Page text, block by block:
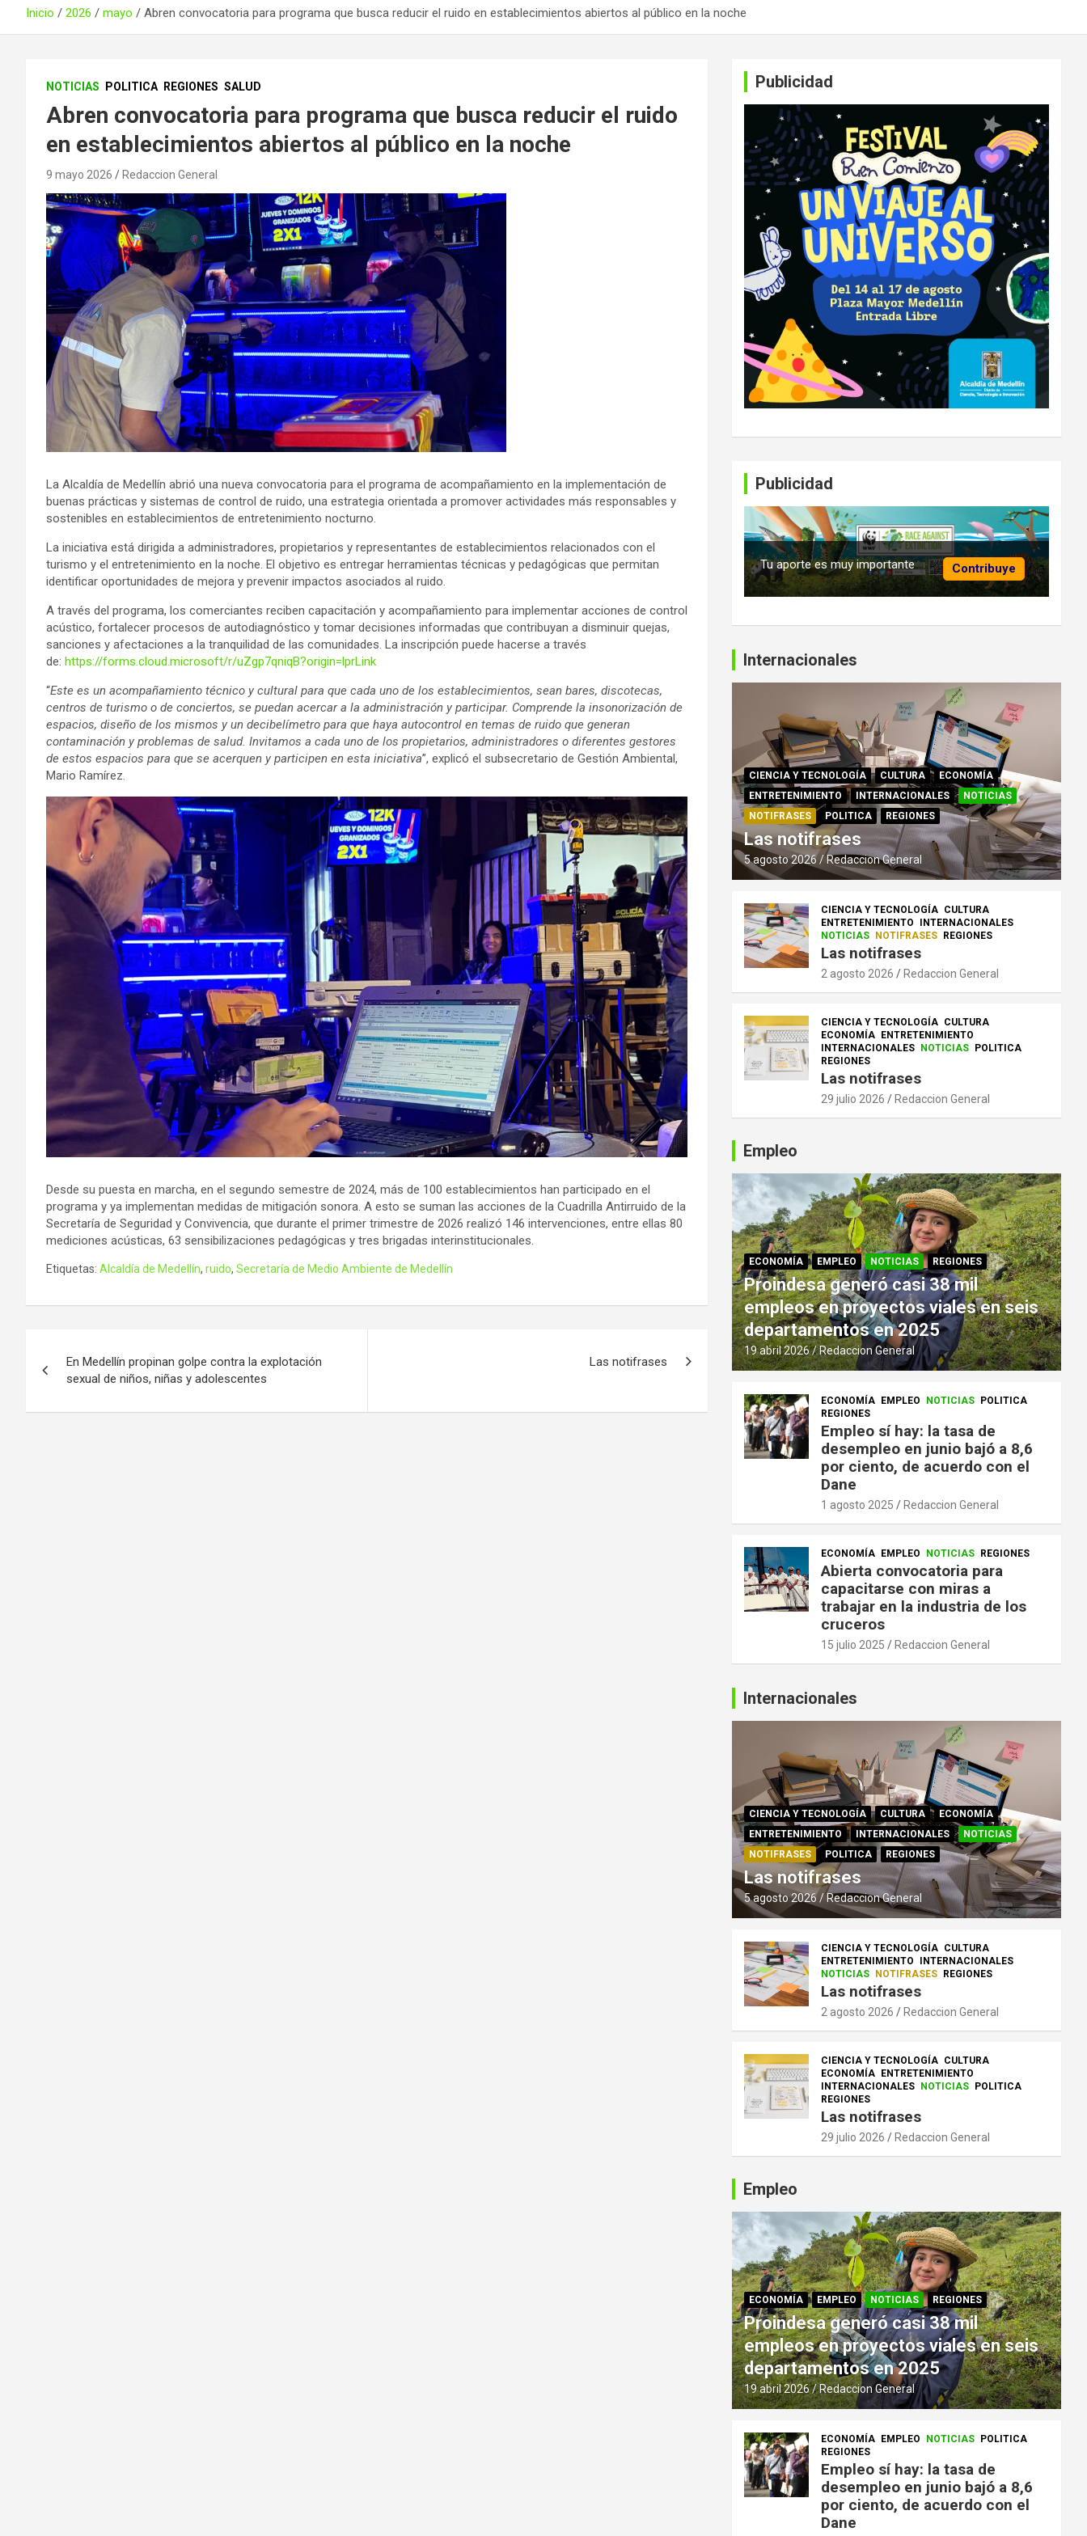
Inicio 2026 mayo Abren convocatoria para programa que busca reducir el ruido en establecimientos abiertos al público en la noche
NOTICIAS POLITICA REGIONES SALUD
Abren convocatoria para programa que busca reducir el ruido
en establecimientos abiertos al público en la noche
9 mayo 2026 Redaccion General
La Alcaldía de Medellín abrió una nueva convocatoria para el programa de acompañamiento en la implementación de
buenas prácticas y sistemas de control de ruido, una estrategia orientada a promover actividades más responsables y
sostenibles en establecimientos de entretenimiento nocturno.
La iniciativa está dirigida a administradores, propietarios y representantes de establecimientos relacionados con el
turismo y el entretenimiento en la noche. El objetivo es entregar herramientas técnicas y pedagógicas que permitan
identificar oportunidades de mejora y prevenir impactos asociados al ruido.
A través del programa, los comerciantes reciben capacitación y acompañamiento para implementar acciones de control
acústico, fortalecer procesos de autodiagnóstico y tomar decisiones informadas que contribuyan a disminuir quejas,
sanciones y afectaciones a la tranquilidad de las comunidades. La inscripción puede hacerse a través
de: https://forms.cloud.microsoft/r/uZgp7qniqB?origin=lprLink
“Este es un acompañamiento técnico y cultural para que cada uno de los establecimientos, sean bares, discotecas,
centros de turismo o de conciertos, se puedan acercar a la administración y participar. Comprende la insonorización de
espacios, diseño de los mismos y un decibelímetro para que haya autocontrol en temas de ruido que generan
contaminación y problemas de salud. Invitamos a cada uno de los propietarios, administradores o diferentes gestores
de estos espacios para que se acerquen y participen en esta iniciativa”, explicó el subsecretario de Gestión Ambiental,
Mario Ramírez.
Desde su puesta en marcha, en el segundo semestre de 2024, más de 100 establecimientos han participado en el
programa y ya implementan medidas de mitigación sonora. A esto se suman las acciones de la Cuadrilla Antirruido de la
Secretaría de Seguridad y Convivencia, que durante el primer trimestre de 2026 realizó 146 intervenciones, entre ellas 80
mediciones acústicas, 63 sensibilizaciones pedagógicas y tres brigadas interinstitucionales.
Etiquetas: Alcaldía de Medellín, ruido, Secretaría de Medio Ambiente de Medellín
de
entradas
En Medellín propinan golpe contra la explotación
sexual de niños, niñas y adolescentes
Las notifrases
Publicidad
Publicidad
Contribuye
Tu aporte es muy importante
Internacionales
CIENCIA Y TECNOLOGÍA CULTURA
ECONOMÍA
ENTRETENIMIENTO
INTERNACIONALES
NOTICIAS
NOTIFRASES
POLITICA REGIONES
Las notifrases
5 agosto 2026 Redaccion General
CIENCIA Y TECNOLOGÍA CULTURA
ENTRETENIMIENTO
INTERNACIONALES
NOTICIAS
NOTIFRASES REGIONES
Las notifrases
2 agosto 2026 Redaccion General
CIENCIA Y TECNOLOGÍA CULTURA
ECONOMÍA
ENTRETENIMIENTO
INTERNACIONALES
NOTICIAS
POLITICA
REGIONES
Las notifrases
29 julio 2026 Redaccion General
Empleo
ECONOMÍA EMPLEO NOTICIAS REGIONES
Proindesa generó casi 38 mil
empleos en proyectos viales en seis
departamentos en 2025
19 abril 2026 Redaccion General
ECONOMÍA EMPLEO NOTICIAS
POLITICA
REGIONES
Empleo sí hay: la tasa de
desempleo en junio bajó a 8,6
por ciento, de acuerdo con el
Dane
1 agosto 2025 Redaccion General
ECONOMÍA EMPLEO NOTICIAS REGIONES
Abierta convocatoria para
capacitarse con miras a
trabajar en la industria de los
cruceros
15 julio 2025 Redaccion General
Internacionales
CIENCIA Y TECNOLOGÍA CULTURA
ECONOMÍA
ENTRETENIMIENTO
INTERNACIONALES
NOTICIAS
NOTIFRASES
POLITICA REGIONES
Las notifrases
5 agosto 2026 Redaccion General
CIENCIA Y TECNOLOGÍA CULTURA
ENTRETENIMIENTO
INTERNACIONALES
NOTICIAS
NOTIFRASES REGIONES
Las notifrases
2 agosto 2026 Redaccion General
CIENCIA Y TECNOLOGÍA CULTURA
ECONOMÍA
ENTRETENIMIENTO
INTERNACIONALES
NOTICIAS
POLITICA
REGIONES
Las notifrases
29 julio 2026 Redaccion General
Empleo
ECONOMÍA EMPLEO NOTICIAS REGIONES
Proindesa generó casi 38 mil
empleos en proyectos viales en seis
departamentos en 2025
19 abril 2026 Redaccion General
ECONOMÍA EMPLEO NOTICIAS
POLITICA
REGIONES
Empleo sí hay: la tasa de
desempleo en junio bajó a 8,6
por ciento, de acuerdo con el
Dane